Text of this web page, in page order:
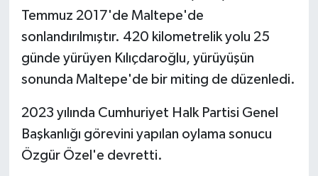
Temmuz 2017'de Maltepe'de
sonlandırılmıştır. 420 kilometrelik yolu 25
günde yürüyen Kılıçdaroğlu, yürüyüşün
sonunda Maltepe'de bir miting de düzenledi.
2023 yılında Cumhuriyet Halk Partisi Genel
Başkanlığı görevini yapılan oylama sonucu
Özgür Özel'e devretti.